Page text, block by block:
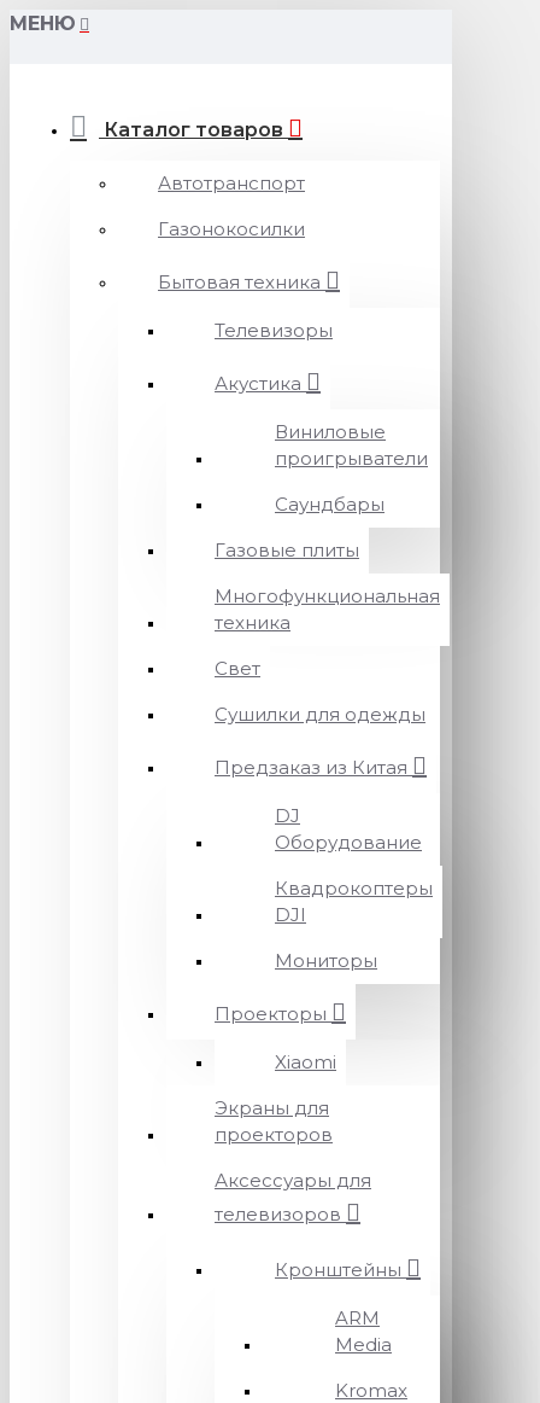
МЕНЮ
Каталог товаров
Автотранспорт
Газонокосилки
Бытовая техника
Телевизоры
Акустика
Виниловые
проигрыватели
Саундбары
Газовые плиты
Многофункциональная
техника
Свет
Сушилки для одежды
Предзаказ из Китая
DJ
Оборудование
Квадрокоптеры
DJI
Мониторы
Проекторы
Xiaomi
Экраны для
проекторов
Аксессуары для
телевизоров
Кронштейны
ARM
Media
Kromax